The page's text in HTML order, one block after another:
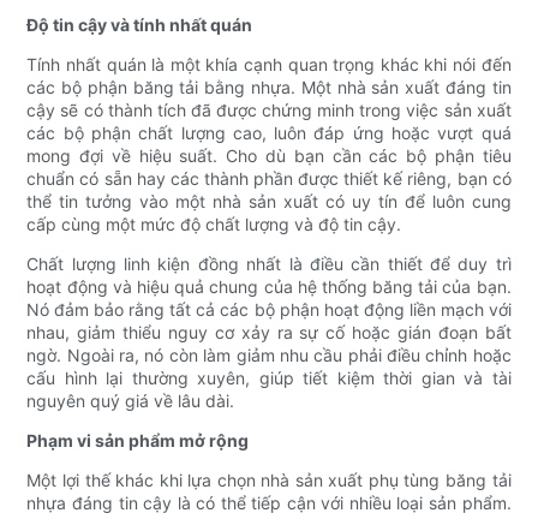
Độ tin cậy và tính nhất quán
Tính nhất quán là một khía cạnh quan trọng khác khi nói đến
các bộ phận băng tải bằng nhựa. Một nhà sản xuất đáng tin
cậy sẽ có thành tích đã được chứng minh trong việc sản xuất
các bộ phận chất lượng cao, luôn đáp ứng hoặc vượt quá
mong đợi về hiệu suất. Cho dù bạn cần các bộ phận tiêu
chuẩn có sẵn hay các thành phần được thiết kế riêng, bạn có
thể tin tưởng vào một nhà sản xuất có uy tín để luôn cung
cấp cùng một mức độ chất lượng và độ tin cậy.
Chất lượng linh kiện đồng nhất là điều cần thiết để duy trì
hoạt động và hiệu quả chung của hệ thống băng tải của bạn.
Nó đảm bảo rằng tất cả các bộ phận hoạt động liền mạch với
nhau, giảm thiểu nguy cơ xảy ra sự cố hoặc gián đoạn bất
ngờ. Ngoài ra, nó còn làm giảm nhu cầu phải điều chỉnh hoặc
cấu hình lại thường xuyên, giúp tiết kiệm thời gian và tài
nguyên quý giá về lâu dài.
Phạm vi sản phẩm mở rộng
Một lợi thế khác khi lựa chọn nhà sản xuất phụ tùng băng tải
nhựa đáng tin cậy là có thể tiếp cận với nhiều loại sản phẩm.